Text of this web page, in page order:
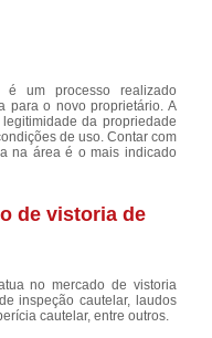
um processo realizado
para o novo proprietário. A
da propriedade
de uso. Contar com
na área é o mais indicado
de vistoria de
no mercado de vistoria
inspeção cautelar, laudos
cautelar, entre outros.